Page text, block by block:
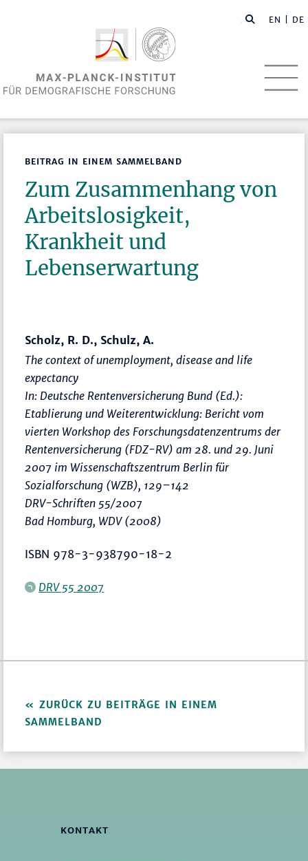
EN | DE
BEITRAG IN EINEM SAMMELBAND
Zum Zusammenhang von
Arbeitslosigkeit,
Krankheit und
Lebenserwartung
Scholz, R. D., Schulz, A.
The context of unemployment, disease and life
expectancy
In: Deutsche Rentenversicherung Bund (Ed.):
Etablierung und Weiterentwicklung: Bericht vom
vierten Workshop des Forschungsdatenzentrums der
Rentenversicherung (FDZ-RV) am 28. und 29. Juni
2007 im Wissenschaftszentrum Berlin für
Sozialforschung (WZB), 129–142
DRV-Schriften 55/2007
Bad Homburg, WDV (2008)
ISBN 978-3-938790-18-2
DRV 55 2007
ZURÜCK ZU BEITRÄGE IN EINEM
SAMMELBAND
KONTAKT